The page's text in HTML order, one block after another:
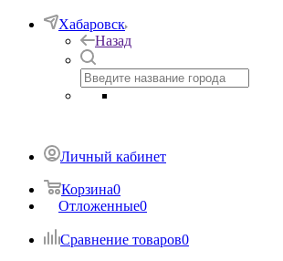
Хабаровск
Назад
Личный кабинет
Корзина0
Отложенные0
Сравнение товаров0